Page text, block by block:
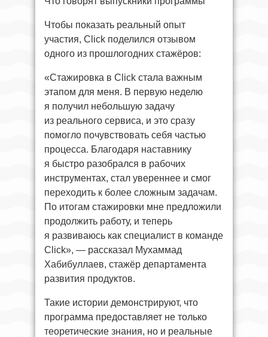
Чтобы показать реальный опыт
участия, Click поделился отзывом
одного из прошлогодних стажёров:
«Стажировка в Click стала важным
этапом для меня. В первую неделю
я получил небольшую задачу
из реального сервиса, и это сразу
помогло почувствовать себя частью
процесса. Благодаря наставнику
я быстро разобрался в рабочих
инструментах, стал увереннее и смог
переходить к более сложным задачам.
По итогам стажировки мне предложили
продолжить работу, и теперь
я развиваюсь как специалист в команде
Click», — рассказал Мухаммад
Хабибуллаев, стажёр департамента
развития продуктов.
Такие истории демонстрируют, что
программа предоставляет не только
теоретические знания, но и реальные